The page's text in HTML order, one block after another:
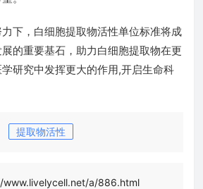
下，白细胞提取物活性单位标准将成
的重要基石，助力白细胞提取物在更
研究中发挥更大的作用,开启生命科
提取物活性
www.livelycell.net/a/886.html